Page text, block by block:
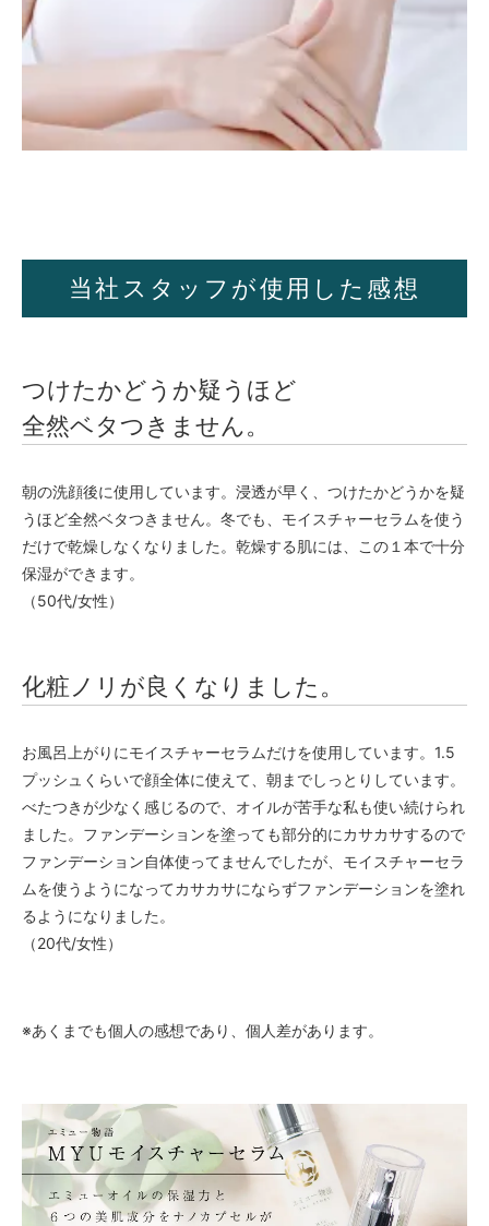
当社スタッフが使用した感想
つけたかどうか疑うほど
全然ベタつきません。
朝の洗顔後に使用しています。浸透が早く、つけたかどうかを疑
うほど全然ベタつきません。冬でも、モイスチャーセラムを使う
だけで乾燥しなくなりました。乾燥する肌には、この１本で十分
保湿ができます。
（50代/女性）
化粧ノリが良くなりました。
お風呂上がりにモイスチャーセラムだけを使用しています。1.5
プッシュくらいで顔全体に使えて、朝までしっとりしています。
べたつきが少なく感じるので、オイルが苦手な私も使い続けられ
ました。ファンデーションを塗っても部分的にカサカサするので
ファンデーション自体使ってませんでしたが、モイスチャーセラ
ムを使うようになってカサカサにならずファンデーションを塗れ
るようになりました。
（20代/女性）
※あくまでも個人の感想であり、個人差があります。